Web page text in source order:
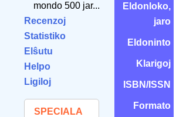
mondo 500 jar...
Recenzoj
Statistiko
Elŝutu
Helpo
Ligiloj
SPECIALA
Eldonloko,
jaro
Eldoninto
Klarigoj
ISBN/ISSN
Formato